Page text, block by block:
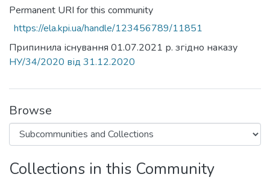
Permanent URI for this community
https://ela.kpi.ua/handle/123456789/11851
Припинила існування 01.07.2021 р. згідно наказу
НУ/34/2020 від 31.12.2020
Browse
Collections in this Community